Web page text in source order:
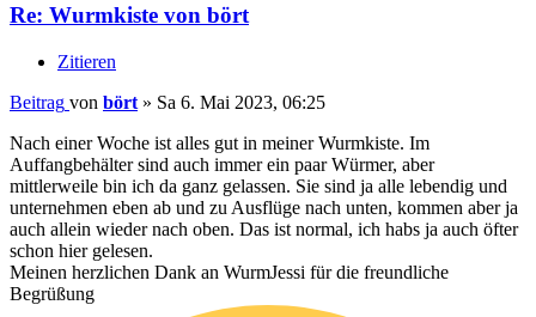
Re: Wurmkiste von bört
Zitieren
Beitrag von bört » Sa 6. Mai 2023, 06:25
Nach einer Woche ist alles gut in meiner Wurmkiste. Im
Auffangbehälter sind auch immer ein paar Würmer, aber
mittlerweile bin ich da ganz gelassen. Sie sind ja alle lebendig und
unternehmen eben ab und zu Ausflüge nach unten, kommen aber ja
auch allein wieder nach oben. Das ist normal, ich habs ja auch öfter
schon hier gelesen.
Meinen herzlichen Dank an WurmJessi für die freundliche
Begrüßung